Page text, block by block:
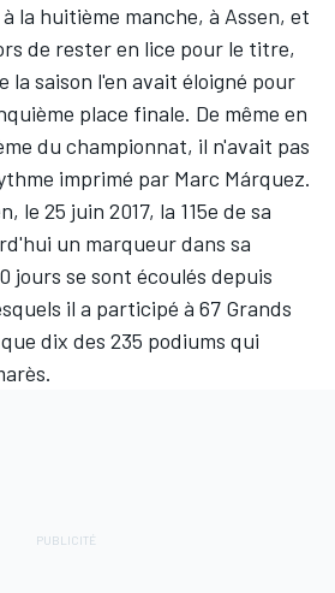
la huitième manche, à Assen, et
de rester en lice pour le titre,
la saison l'en avait éloigné pour
place finale. De même en
du championnat, il n'avait pas
imprimé par Marc Márquez.
le 25 juin 2017, la 115e de sa
un marqueur dans sa
jours se sont écoulés depuis
il a participé à 67 Grands
dix des 235 podiums qui